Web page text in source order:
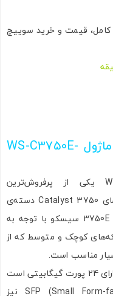
کامل، قیمت و خرید سوییچ
سوئیچ 24 پورت سیسکو با ماژول WS-C3750E-
سوئیچ سیسکو WS-C3750E-24TD-S یکی از پرفروش‌ترین
سوئیچ‌های 24 پورت و از سری سوئیچ‌های Catalyst 3750 دسته‌ی
سوئیچ‌های لایه 3 است.سوییچ 3750E 24TDS سیسکو با توجه به
کوچک و متوسط که از
مناسب است.
سوییچ سیسکو WS-C3750E-24TD-S دارای 24 پورت گیگابیتی است
و از اینترفیس‌های SFP (Small Form-factor Pluggable) نیز